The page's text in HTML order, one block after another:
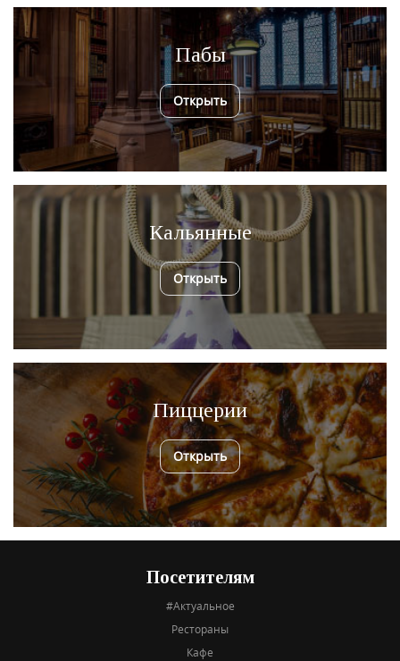
Пабы
Открыть
Кальянные
Открыть
Пиццерии
Открыть
Посетителям
#Актуальное
Рестораны
Кафе